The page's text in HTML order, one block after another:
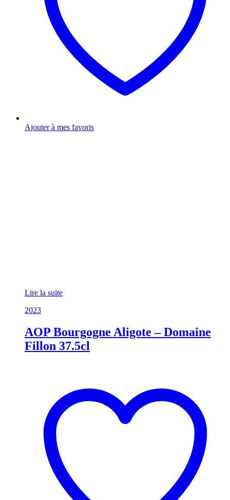
Ajouter à mes favoris
Lire la suite
2023
AOP Bourgogne Aligote – Domaine
Fillon 37.5cl